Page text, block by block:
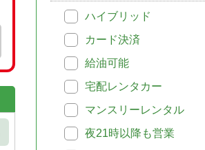
ハイブリッド
カード決済
給油可能
宅配レンタカー
マンスリーレンタル
夜21時以降も営業